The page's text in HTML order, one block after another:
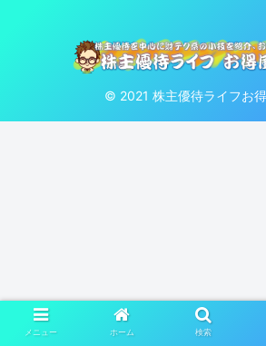
© 2021 株主優待ライフお
メニュー ホーム 検索